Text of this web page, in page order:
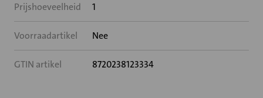
Prijshoeveelheid 1
Voorraadartikel Nee
GTIN artikel 8720238123334